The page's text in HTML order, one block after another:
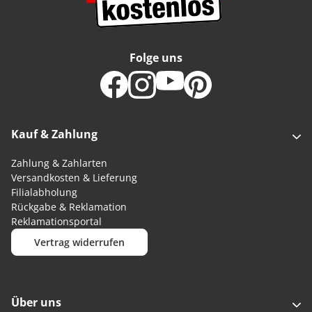
Kauf & Zahlung
Zahlung & Zahlarten
Versandkosten & Lieferung
Filialabholung
Rückgabe & Reklamation
Reklamationsportal
Vertrag widerrufen
Folge uns
Über uns